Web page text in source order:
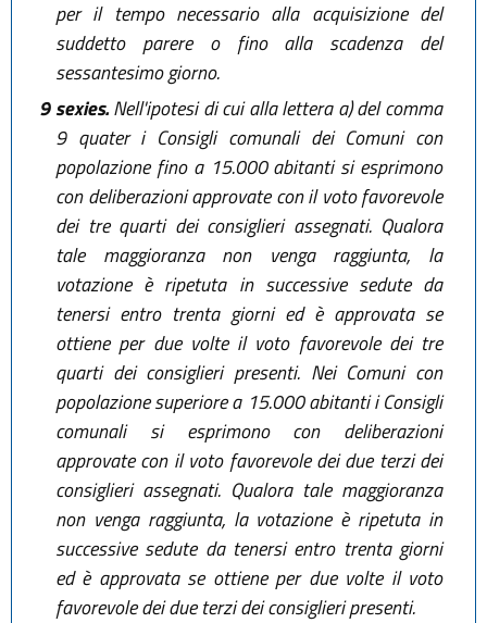
per il tempo necessario alla acquisizione del
suddetto parere o fino alla scadenza del
sessantesimo giorno.
9 sexies.Nell'ipotesi di cui alla lettera a) del comma
9 quater i Consigli comunali dei Comuni con
popolazione fino a 15.000 abitanti si esprimono
con deliberazioni approvate con il voto favorevole
dei tre quarti dei consiglieri assegnati. Qualora
tale maggioranza non venga raggiunta, la
votazione è ripetuta in successive sedute da
tenersi entro trenta giorni ed è approvata se
ottiene per due volte il voto favorevole dei tre
quarti dei consiglieri presenti. Nei Comuni con
popolazione superiore a 15.000 abitanti i Consigli
comunali si esprimono con deliberazioni
approvate con il voto favorevole dei due terzi dei
consiglieri assegnati. Qualora tale maggioranza
non venga raggiunta, la votazione è ripetuta in
successive sedute da tenersi entro trenta giorni
ed è approvata se ottiene per due volte il voto
favorevole dei due terzi dei consiglieri presenti.